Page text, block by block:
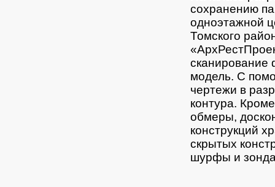
сохранению
одноэтажной
Томского
сканирование
модель. С
чертежи в
контура.
обмеры,
конструкций
скрытых
шурфы и